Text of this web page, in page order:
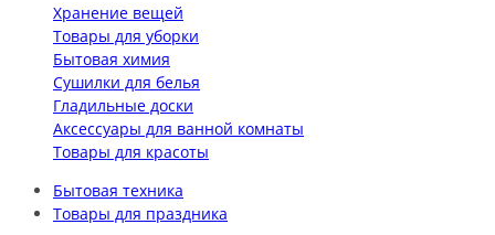
Хранение вещей
Товары для уборки
Бытовая химия
Сушилки для белья
Гладильные доски
Аксессуары для ванной комнаты
Товары для красоты
Бытовая техника
Товары для праздника